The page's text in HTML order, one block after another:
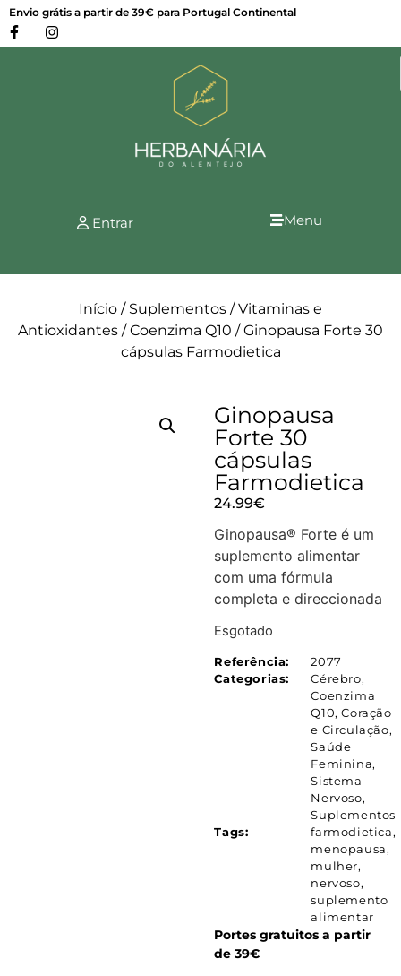
Envio grátis a partir de 39€ para Portugal Continental
Entrar Menu
Início / Suplementos /Vitaminas e
Antioxidantes /Coenzima Q10 / Ginopausa Forte 30
cápsulas Farmodietica
Ginopausa
Forte 30
cápsulas
Farmodietica
24.99€
Ginopausa® Forte é um
suplemento alimentar
com uma fórmula
completa e direccionada
Esgotado
Referência:
2077
Categorias:
Cérebro,
Coenzima
Q10,Coração
e Circulação,
Saúde
Feminina,
Sistema
Nervoso,
Suplementos
Tags:
farmodietica,
menopausa,
mulher,
nervoso,
suplemento
alimentar
Portes gratuitos a partir
de 39€